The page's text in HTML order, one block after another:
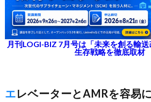
月刊LOGI-BIZ 7月号は「未来を創る輸
生存戦略を徹底取材
エレベーターとAMRを容易に連携させる